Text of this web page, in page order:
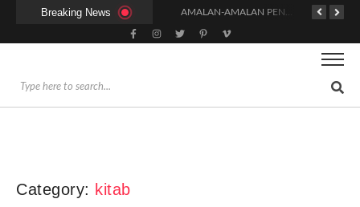
Breaking News
Category: kitab